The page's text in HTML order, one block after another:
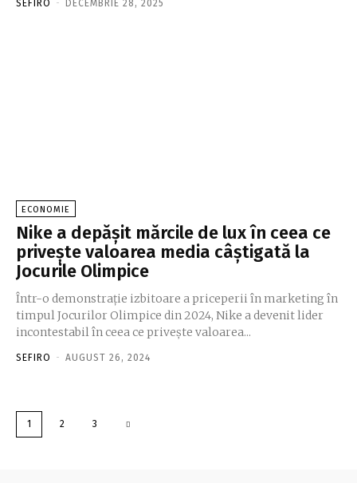
SEFIRO - DECEMBRIE 28, 2025
ECONOMIE
Nike a depășit mărcile de lux în ceea ce
privește valoarea media câștigată la
Jocurile Olimpice
Într-o demonstrație izbitoare a priceperii în marketing în
timpul Jocurilor Olimpice din 2024, Nike a devenit lider
incontestabil în ceea ce privește valoarea...
SEFIRO - AUGUST 26, 2024
1 2 3